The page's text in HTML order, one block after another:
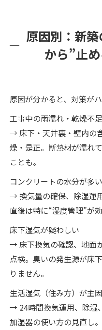
原因別：新
から”止
原因が分かると、対策がハ
工事中の雨濡れ・乾燥不
→ 床下・天井裏・壁内の
燥・是正。断熱材が濡れ
ことも。
コンクリートの水分が多
→ 換気量の確保、除湿運
直後は特に“湿度管理”が効
床下湿気が疑わしい
→ 床下換気の確認、地面
点検。臭いの発生源が床
りません。
生活湿気（住み方）が主因
→ 24時間換気運用、除湿
加湿器の使い方の見直し